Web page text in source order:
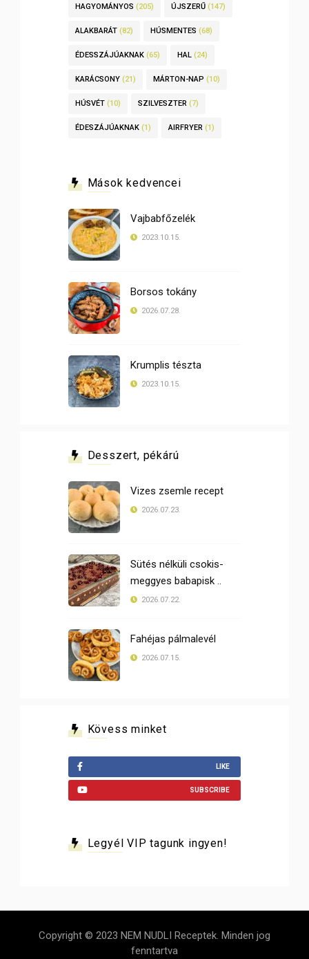
HAGYOMÁNYOS (205) ÚJSZERŰ (147)
ALAKBARÁT (82) HÚSMENTES (68)
ÉDESSZÁJÚAKNAK (65) HAL (24)
KARÁCSONY (21) MÁRTON-NAP (10)
HÚSVÉT (10) SZILVESZTER (7)
ÉDESZÁJÚAKNAK (1) AIRFRYER (1)
Mások kedvencei
Vajbabfőzelék
2023.10.15.
Borsos tokány
2026.07.28.
Krumplis tészta
2023.10.15.
Desszert, pékárú
Vizes zsemle recept
2026.07.23.
Sütés nélküli csokis-
meggyes babapisk ..
2026.07.22.
Fahéjas pálmalevél
2026.07.15.
Kövess minket
LIKE
SUBSCRIBE
Legyél VIP tagunk ingyen!
Copyright © 2023 NEM NUDLI Receptek. Minden jog
fenntartva